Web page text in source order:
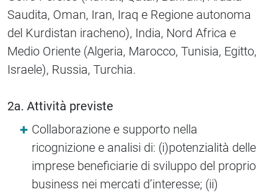
Saudita, Oman, Iran, Iraq e Regione autonoma
del Kurdistan iracheno), India, Nord Africa e
Medio Oriente (Algeria, Marocco, Tunisia, Egitto,
Israele), Russia, Turchia.
2a. Attività previste
Collaborazione e supporto nella
ricognizione e analisi di: (i)potenzialità delle
imprese beneficiarie di sviluppo del proprio
business nei mercati d’interesse; (ii)